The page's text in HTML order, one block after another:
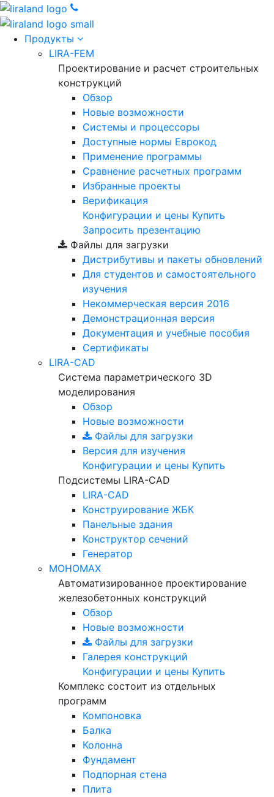
Продукты
LIRA-FEM
Проектирование и расчет строительных
конструкций
Обзор
Новые возможности
Cистемы и процессоры
Доступные нормы Еврокод
Применение программы
Сравнение расчетных программ
Избранные проекты
Верификация
Конфигурации и цены Купить
Запросить презентацию
Файлы для загрузки
Дистрибутивы и пакеты обновлений
Для студентов и самостоятельного
изучения
Некоммерческая версия 2016
Демонстрационная версия
Документация и учебные пособия
Сертификаты
LIRA-CAD
Система параметрического 3D
моделирования
Обзор
Новые возможности
Файлы для загрузки
Версия для изучения
Конфигурации и цены Купить
Подсистемы LIRA-CAD
LIRA-CAD
Конструирование ЖБК
Панельные здания
Конструктор сечений
Генератор
МОНОМАХ
Автоматизированное проектирование
железобетонных конструкций
Обзор
Новые возможности
Файлы для загрузки
Галерея конструкций
Конфигурации и цены Купить
Комплекс состоит из отдельных
программ
Компоновка
Балка
Колонна
Фундамент
Подпорная стена
Плита